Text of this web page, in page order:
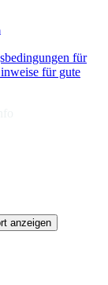
für
für gute
anzeigen